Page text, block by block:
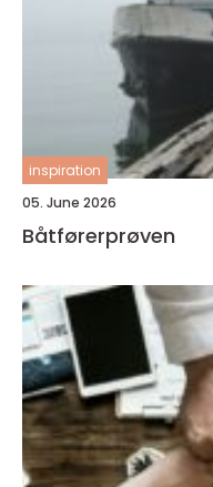
inspiration
05. June 2026
Båtførerprøven